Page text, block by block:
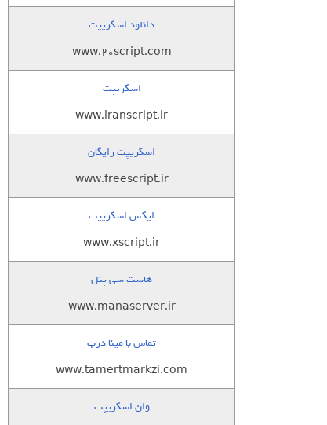
دانلود اسکریپت
www.20script.com
اسکریپت
www.iranscript.ir
اسکریپت رایگان
www.freescript.ir
ایکس اسکریپت
www.xscript.ir
هاست سی پنل
www.manaserver.ir
تماس با مینا درب
www.tamertmarkzi.com
وان اسکریپت